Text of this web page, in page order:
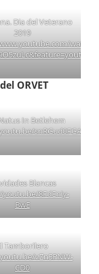
Dia del Veterano
2019
watch?
ORVET
In Betlehem
snRGud0FGAk
Blancas
8FdEniy-
BwE
Tamborilero
vZn5PNW-
CD0